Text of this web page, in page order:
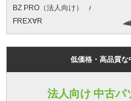
BZ PRO（法人向け）
FREX∀R
低価格・高品質
法人向け 中古パ